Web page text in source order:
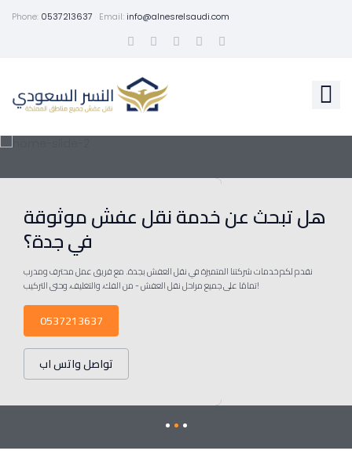
Phone: 0537213637 Email:info@alnesrelsaudi.com
هل تبحث عن خدمة نقل عفش موثوقة
في جدة؟
نقدم لكم خدمات شركتنا المتميزة في نقل العفش بجدة. مع فريق عمل محترف ومدرب
تمامًا على جميع مراحل نقل العفش - من الفك، والتغليف، وحتى التركيب!
0537213637
تواصل واتس اب